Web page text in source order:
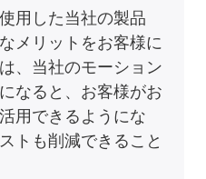
用した当社の製品
メリットをお客様に
、当社のモーション
なると、お客様がお
用できるようにな
トも削減できること